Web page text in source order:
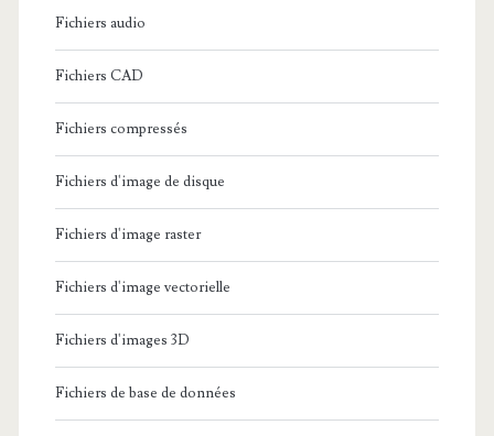
Fichiers audio
Fichiers CAD
Fichiers compressés
Fichiers d'image de disque
Fichiers d'image raster
Fichiers d'image vectorielle
Fichiers d'images 3D
Fichiers de base de données